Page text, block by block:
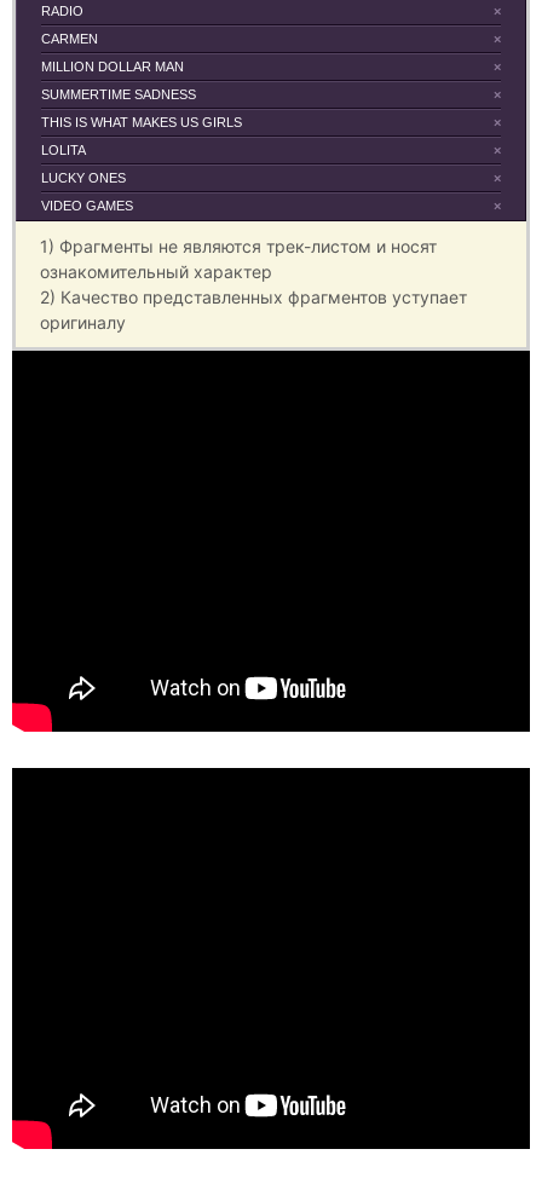
×
RADIO
×
CARMEN
×
MILLION DOLLAR MAN
×
SUMMERTIME SADNESS
×
THIS IS WHAT MAKES US GIRLS
×
LOLITA
×
LUCKY ONES
×
VIDEO GAMES
1) Фрагменты не являются трек-листом и носят
ознакомительный характер
2) Качество представленных фрагментов уступает
оригиналу